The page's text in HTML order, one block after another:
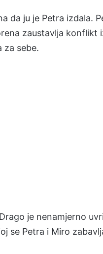
da ju je Petra izdala.
zaustavlja konflikt
za sebe.
je nenamjerno
se Petra i Miro